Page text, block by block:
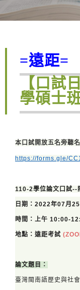
=遠距=
【口試
學碩士
本口試開放五名旁聽
https://forms.gle/
110-2學位論文口試--
日期：2022年07月
時間：上午 10:00-
地點： 遠距考試
論文題目：
臺灣閩南語歷史與社